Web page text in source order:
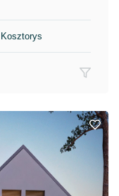
Kosztorys